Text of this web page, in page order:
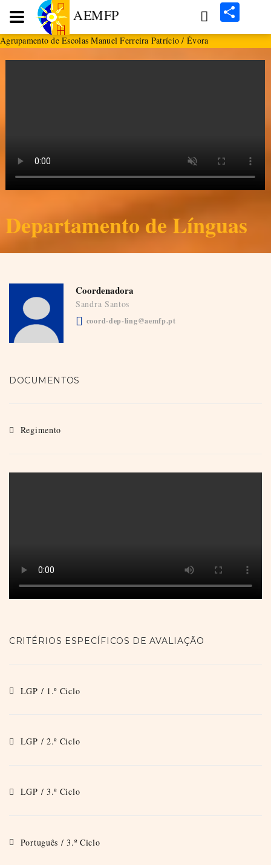
AEMFP
Agrupamento de Escolas Manuel Ferreira Patrício / Évora
Departamento de Línguas
Coordenadora
Sandra Santos
coord-dep-ling@aemfp.pt
DOCUMENTOS
Regimento
CRITÉRIOS ESPECÍFICOS DE AVALIAÇÃO
LGP / 1.º Ciclo
LGP / 2.º Ciclo
LGP / 3.º Ciclo
Português / 3.º Ciclo